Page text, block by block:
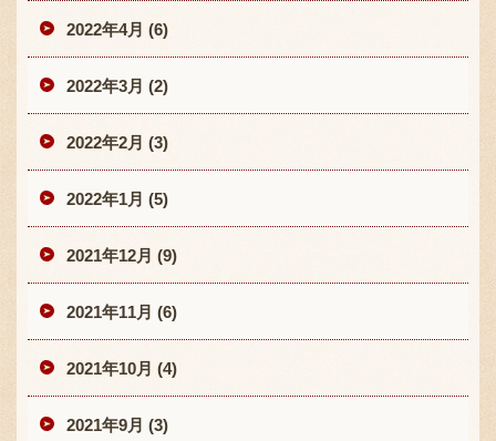
2022年4月 (6)
2022年3月 (2)
2022年2月 (3)
2022年1月 (5)
2021年12月 (9)
2021年11月 (6)
2021年10月 (4)
2021年9月 (3)